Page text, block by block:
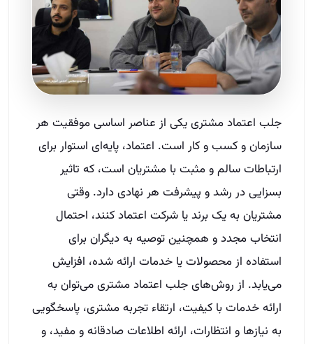
جلب اعتماد مشتری یکی از عناصر اساسی موفقیت هر
سازمان و کسب و کار است. اعتماد، پایه‌ای استوار برای
ارتباطات سالم و مثبت با مشتریان است، که تاثیر
بسزایی در رشد و پیشرفت هر نهادی دارد. وقتی
مشتریان به یک برند یا شرکت اعتماد کنند، احتمال
انتخاب مجدد و همچنین توصیه به دیگران برای
استفاده از محصولات یا خدمات ارائه شده، افزایش
می‌یابد. از روش‌های جلب اعتماد مشتری می‌توان به
ارائه خدمات با کیفیت، ارتقاء تجربه مشتری، پاسخگویی
به نیازها و انتظارات، ارائه اطلاعات صادقانه و مفید، و